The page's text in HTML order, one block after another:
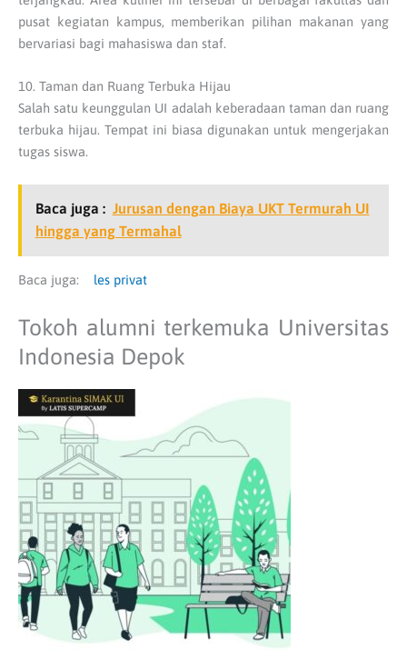
pusat kegiatan kampus, memberikan pilihan makanan yang
bervariasi bagi mahasiswa dan staf.
10. Taman dan Ruang Terbuka Hijau
Salah satu keunggulan UI adalah keberadaan taman dan ruang
terbuka hijau. Tempat ini biasa digunakan untuk mengerjakan
tugas siswa.
Baca juga : Jurusan dengan Biaya UKT Termurah UI
hingga yang Termahal
Baca juga: les privat
Tokoh alumni terkemuka Universitas
Indonesia Depok